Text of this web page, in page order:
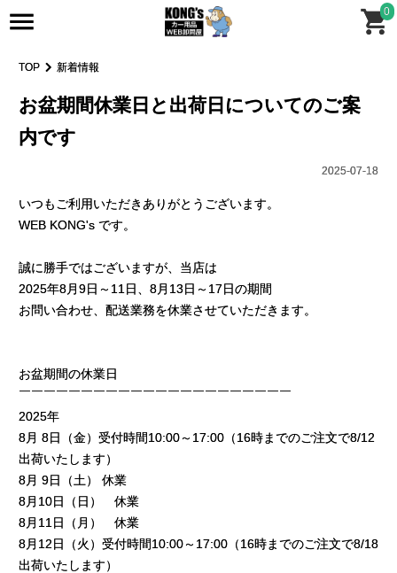
0
TOP 新着情報
お盆期間休業日と出荷日についてのご案
内です
2025-07-18
いつもご利用いただきありがとうございます。
WEB KONG's です。
誠に勝手ではございますが、当店は
2025年8月9日～11日、8月13日～17日の期間
お問い合わせ、配送業務を休業させていただきます。
お盆期間の休業日
￣￣￣￣￣￣￣￣￣￣￣￣￣￣￣￣￣￣￣￣￣￣
2025年
8月 8日（金）受付時間10:00～17:00（16時までのご注文で8/12
出荷いたします）
8月 9日（土） 休業
8月10日（日） 休業
8月11日（月） 休業
8月12日（火）受付時間10:00～17:00（16時までのご注文で8/18
出荷いたします）